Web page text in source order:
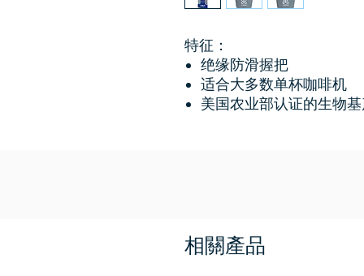
特征：
绝缘防滑握把
适合大多数单杯咖啡机
美国农业部认证的生物
相關產品